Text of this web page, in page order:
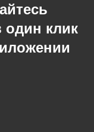
один клик